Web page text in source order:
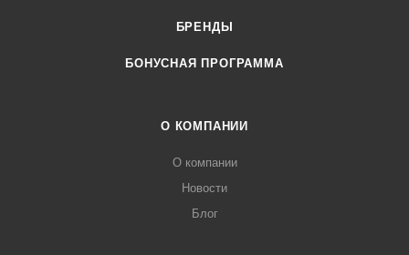
БРЕНДЫ
БОНУСНАЯ ПРОГРАММА
О КОМПАНИИ
О компании
Новости
Блог